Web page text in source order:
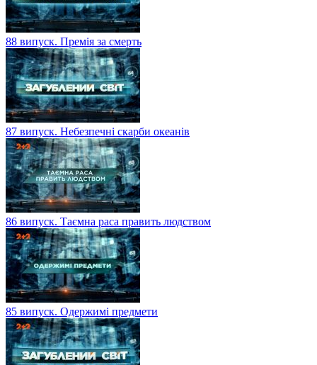
88 випуск. Премія за смерть
87 випуск. Небезпечні скарби океанів
86 випуск. Таємна раса править людством
85 випуск. Одержимі предмети